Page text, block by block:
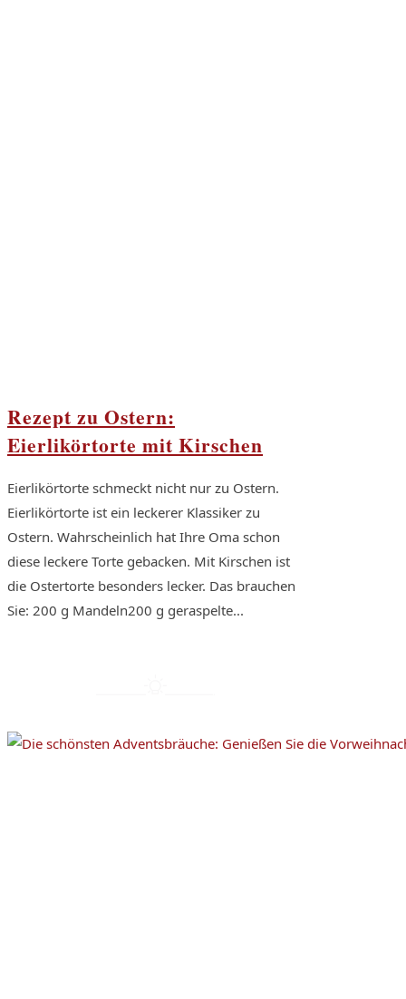
Rezept zu Ostern:
Eierlikörtorte mit Kirschen
Eierlikörtorte schmeckt nicht nur zu Ostern.
Eierlikörtorte ist ein leckerer Klassiker zu
Ostern. Wahrscheinlich hat Ihre Oma schon
diese leckere Torte gebacken. Mit Kirschen ist
die Ostertorte besonders lecker. Das brauchen
Sie: 200 g Mandeln200 g geraspelte...